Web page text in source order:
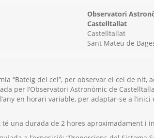
Observatori
Castelltallat
Castelltallat
Sant Mateu de
“Bateig del cel”, per observar el cel de nit,
per l’Observatori Astronòmic de
en horari variable, per adaptar-se a
una durada de 2 hores aproximadament i i